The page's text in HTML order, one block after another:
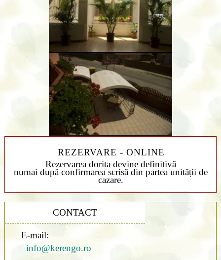
REZERVARE - ONLINE
Rezervarea dorita devine definitivă
numai după confirmarea scrisă din partea unității de
cazare.
CONTACT
E-mail:
info@kerengo.ro